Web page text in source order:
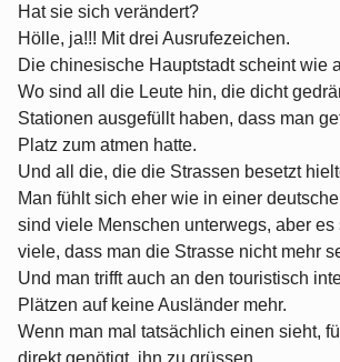
Hat sie sich verändert?
Hölle, ja!!! Mit drei Ausrufezeichen.
Die chinesische Hauptstadt scheint wie
Wo sind all die Leute hin, die dicht
Stationen ausgefüllt haben, dass man
Platz zum atmen hatte.
Und all die, die die Strassen besetzt
Man fühlt sich eher wie in einer
sind viele Menschen unterwegs, aber es
viele, dass man die Strasse nicht mehr
Und man trifft auch an den touristisch
Plätzen auf keine Ausländer mehr.
Wenn man mal tatsächlich einen sieht,
direkt genötigt, ihn zu grüssen.